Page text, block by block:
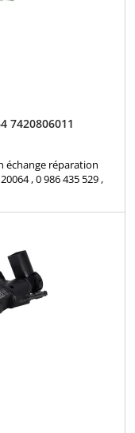
7420806011
échange réparation
, 0 986 435 529 ,